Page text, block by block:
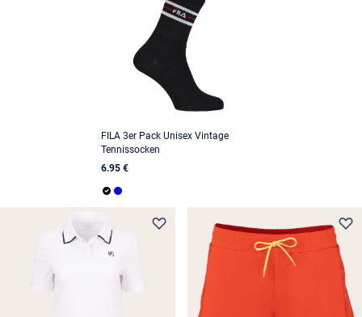
FILA 3er Pack Unisex Vintage
Tennissocken
6.95 €